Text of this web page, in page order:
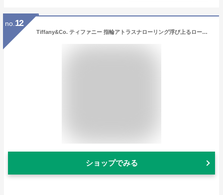
no. 12
Tiffany&Co. ティファニー 指輪アトラスナローリング浮び上るローマ数字スターリングシルバー アクセサリーATLAS NARROW RING Ag925ペアリングとしてもオススメUS4.0～11.5（日本サイズ約9号～約25号）
ショップでみる